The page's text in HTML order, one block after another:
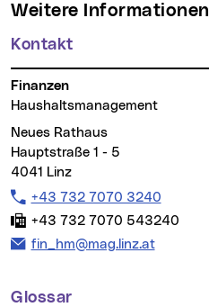
Weitere Informationen
Kontakt
Finanzen
Haushaltsmanagement
Neues Rathaus
Hauptstraße 1 - 5
4041 Linz
Telefon:
+43 732 7070 3240
Fax:
+43 732 7070 543240
E-Mail Adresse:
fin_hm@mag.linz.at
Glossar